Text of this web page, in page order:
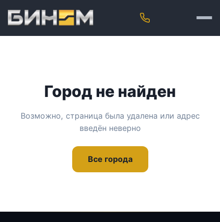
Город не найден
Возможно, страница была удалена или адрес
введён неверно
Все города